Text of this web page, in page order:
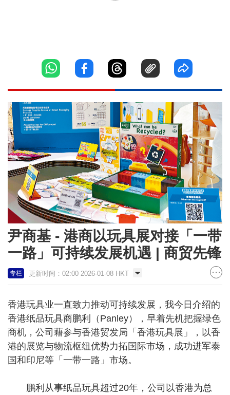
尹商基 - 港商以玩具展对接「一带
一路」可持续发展机遇 | 商贸先锋
专栏 更新时间：02:00 2026-01-08 HKT
香港玩具业一直致力推动可持续发展，我今日介绍的
香港纸品玩具商鹏利（Panley），早着先机把握绿色
商机，公司藉参与香港贸发局「香港玩具展」，以香
港的展览与物流枢纽优势力拓国际市场，成功进军泰
国和印尼等「一带一路」市场。
鹏利从事纸品玩具超过20年，公司以香港为总